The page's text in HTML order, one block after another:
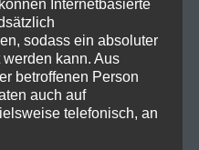
AbendsEskimo
Die Band startet
Menge an Konfetti in
Publikum direkt da, wo
haben. Der
und feiert die Jungs
Internetbasierte
sodass ein absoluter
kann. Aus
betroffenen Person
auch auf
telefonisch, an